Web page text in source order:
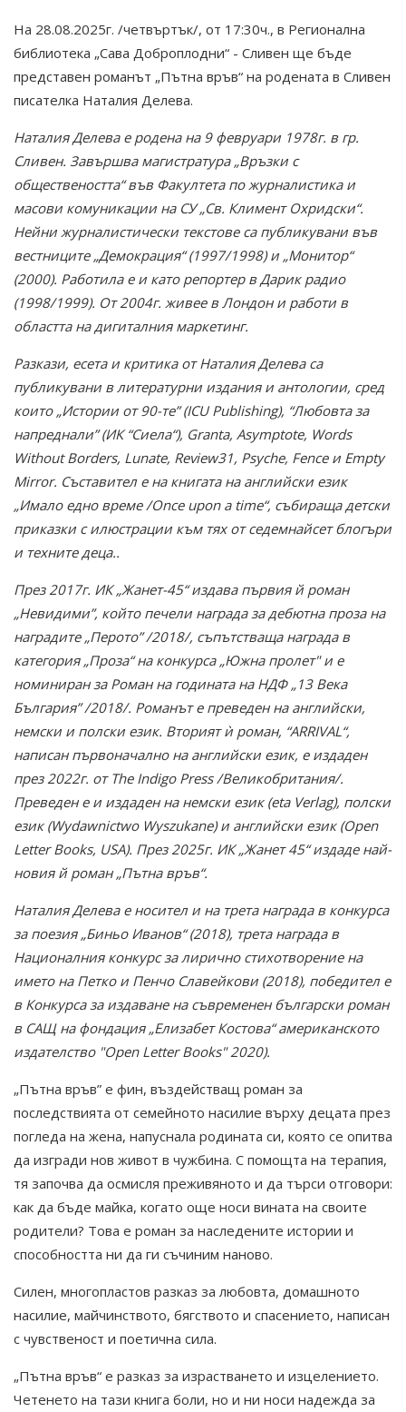
На 28.08.2025г. /четвъртък/, от 17:30ч., в Регионална
библиотека „Сава Доброплодни“ - Сливен ще бъде
представен романът „Пътна връв“ на родената в Сливен
писателка Наталия Делева.
Наталия Делева е родена на 9 февруари 1978г. в гр.
Сливен. Завършва магистратура „Връзки с
обществеността“ във Факултета по журналистика и
масови комуникации на СУ „Св. Климент Охридски“.
Нейни журналистически текстове са публикувани във
вестниците „Демокрация“ (1997/1998) и „Монитор“
(2000). Работила е и като репортер в Дарик радио
(1998/1999). От 2004г. живее в Лондон и работи в
областта на дигиталния маркетинг.
Разкази, есета и критика от Наталия Делева са
публикувани в литературни издания и антологии, сред
които „Истории от 90-те” (ICU Publishing), “Любовта за
напреднали” (ИК “Сиела“), Granta, Asymptote, Words
Without Borders, Lunate, Review31, Psyche, Fence и Empty
Mirror. Съставител е на книгата на английски език
„Имало едно време /Once upon a time“, събираща детски
приказки с илюстрации към тях от седемнайсет блогъри
и техните деца..
През 2017г. ИК „Жaнет-45“ издава първия й роман
„Невидими”, който печели награда за дебютна проза на
наградите „Перото” /2018/, съпътстваща награда в
категория „Проза“ на конкурса „Южна пролет" и е
номиниран за Роман на годината на НДФ „13 Века
България” /2018/. Романът е преведен на английски,
немски и полски език. Вторият ѝ роман, “ARRIVAL“,
написан първоначално на английски език, е издаден
през 2022г. от The Indigo Press /Великобритания/.
Преведен е и издаден на немски език (eta Verlag), полски
език (Wydawnictwo Wyszukane) и английски език (Open
Letter Books, USA). През 2025г. ИК „Жанет 45“ издаде най-
новия й роман „Пътна връв“.
Наталия Делева е носител и на трета награда в конкурса
за поезия „Биньо Иванов“ (2018), трета награда в
Националния конкурс за лирично стихотворение на
името на Петко и Пенчо Славейкови (2018), победител е
в Конкурса за издаване на съвременен български роман
в САЩ на фондация „Елизабет Костова“ американското
издателство "Open Letter Books" 2020).
„Пътна връв” е фин, въздействащ роман за
последствията от семейното насилие върху децата през
погледа на жена, напуснала родината си, която се опитва
да изгради нов живот в чужбина. С помощта на терапия,
тя започва да осмисля преживяното и да търси отговори:
как да бъде майка, когато още носи вината на своите
родители? Това е роман за наследените истории и
способността ни да ги съчиним наново.
Силен, многопластов разказ за любовта, домашното
насилие, майчинството, бягството и спасението, написан
с чувственост и поетична сила.
„Пътна връв“ е разказ за израстването и изцелението.
Четенето на тази книга боли, но и ни носи надежда за